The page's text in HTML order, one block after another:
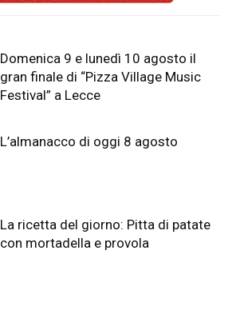
Domenica 9 e lunedì 10 agosto il
gran finale di “Pizza Village Music
Festival” a Lecce
L’almanacco di oggi 8 agosto
La ricetta del giorno: Pitta di patate
con mortadella e provola